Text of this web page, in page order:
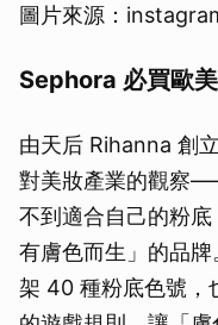
圖片來源：
Sephora 必買歐
由天后 Rihanna 創
對美妝產業的觀察
不到適合自己的粉
有膚色而生」的品
架 40 種粉底色號，